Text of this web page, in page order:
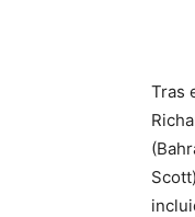
Tras